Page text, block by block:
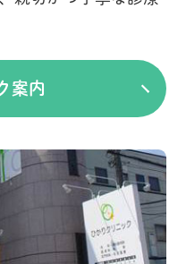
案内